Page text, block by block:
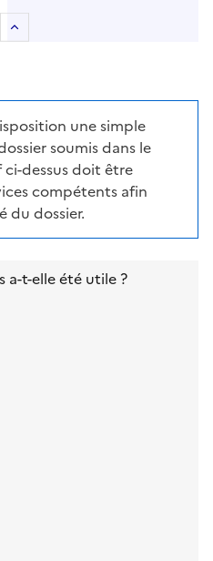
une simple
soumis dans le
dessus doit être
compétents afin
du dossier.
a-t-elle été utile ?